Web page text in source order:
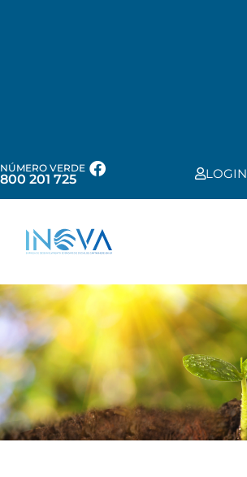
NÚMERO VERDE
800 201 725 LOGIN